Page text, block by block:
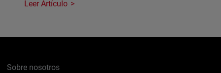
Leer Artículo
Sobre nosotros